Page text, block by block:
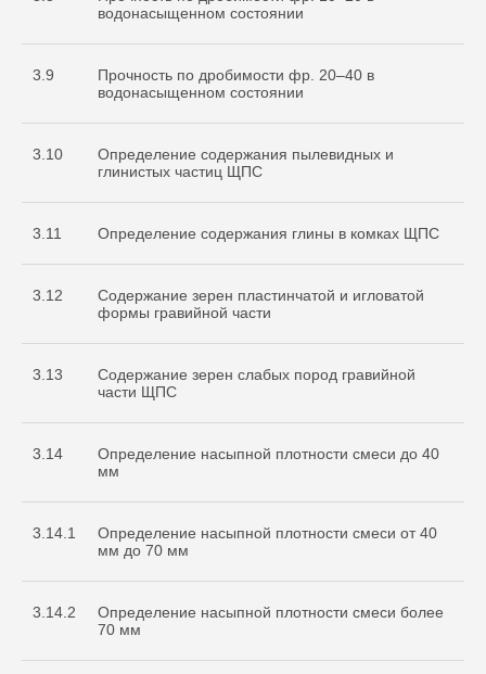
водонасыщенном состоянии
3.9
Прочность по дробимости фр. 20–40 в
водонасыщенном состоянии
3.10
Определение содержания пылевидных и
глинистых частиц ЩПС
3.11 Определение содержания глины в комках ЩПС
3.12
Содержание зерен пластинчатой и игловатой
формы гравийной части
3.13
Содержание зерен слабых пород гравийной
части ЩПС
3.14
Определение насыпной плотности смеси до 40
мм
3.14.1
Определение насыпной плотности смеси от 40
мм до 70 мм
3.14.2
Определение насыпной плотности смеси более
70 мм